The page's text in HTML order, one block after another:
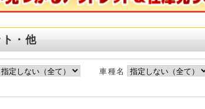
ト・他
車種名